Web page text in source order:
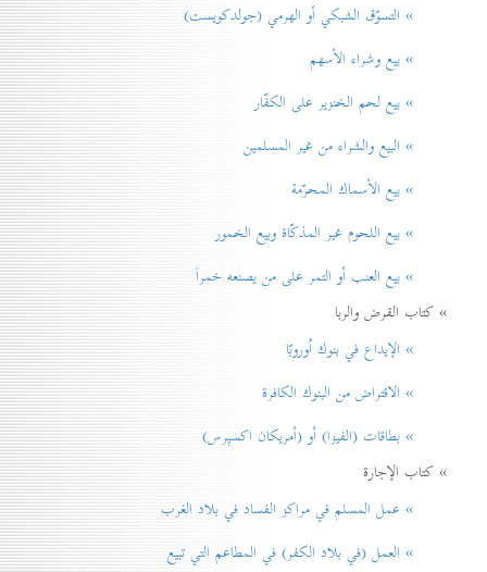
» التسوّق الشبكي أو الهرمي (جولدكويست)
» بيع وشراء الأسهم
» بيع لحم الخنزير علی الكفّار
» البيع والشراء من غير المسلمين
» بيع الأسماك المحرّمة
» بيع اللحوم غير المذكّاة وبيع الخمور
» بيع العنب أو التمر على من يصنعه خمراً
» كتاب القرض والربا
» الإيداع في بنوك اُوروبّا
» الاقتراض من البنوك الكافرة
» بطاقات (الفيزا) أو (أمريكان اكسپرس)
» كتاب الإجارة
» عمل المسلم في مراكز الفساد في بلاد الغرب
» العمل (في بلاد الكفر) في المطاعم التي تبيع